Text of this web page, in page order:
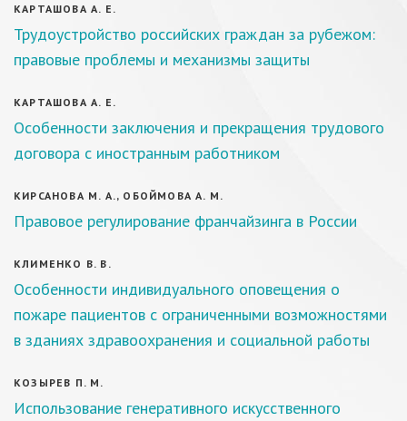
КАРТАШОВА А. Е.
Трудоустройство российских граждан за рубежом:
правовые проблемы и механизмы защиты
КАРТАШОВА А. Е.
Особенности заключения и прекращения трудового
договора с иностранным работником
КИРСАНОВА М. А., ОБОЙМОВА А. М.
Правовое регулирование франчайзинга в России
КЛИМЕНКО В. В.
Особенности индивидуального оповещения о
пожаре пациентов с ограниченными возможностями
в зданиях здравоохранения и социальной работы
КОЗЫРЕВ П. М.
Использование генеративного искусственного